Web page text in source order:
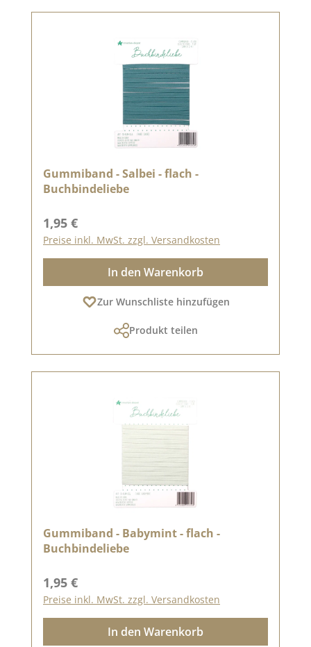
Gummiband - Salbei - flach -
Buchbindeliebe
Regulärer Preis:
1,95 €
Preise inkl. MwSt. zzgl. Versandkosten
In den Warenkorb
Zur Wunschliste hinzufügen
Produkt teilen
Gummiband - Babymint - flach -
Buchbindeliebe
Regulärer Preis:
1,95 €
Preise inkl. MwSt. zzgl. Versandkosten
In den Warenkorb